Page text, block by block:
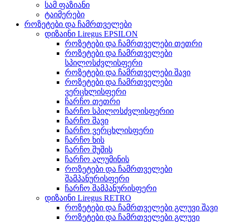
სამ ფაზიანი
ტაიმერები
როზეტები და ჩამრთველები
დიზაინი Liregus EPSILON
როზეტები და ჩამრთველები თეთრი
როზეტები და ჩამრთველები
სპილოსძვლისფერი
როზეტები და ჩამრთველები შავი
როზეტები და ჩამრთველები
ვერცხლისფერი
ჩარჩო თეთრი
ჩარჩო სპილოსძვლისფერიი
ჩარჩო შავი
ჩარჩო ვერცხლისფერი
ჩარჩო ხის
ჩარჩო შუშის
ჩარჩო ალუმინის
როზეტები და ჩამრთველები
შამპანურისფერი
ჩარჩო შამპანურისფერი
დიზაინი Liregus RETRO
როზეტები და ჩამრთველები გლუვი შავი
როზეტები და ჩამრთველები გლუვი